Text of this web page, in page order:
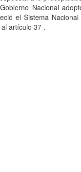
Nacional
el Sistema
artículo 37 .